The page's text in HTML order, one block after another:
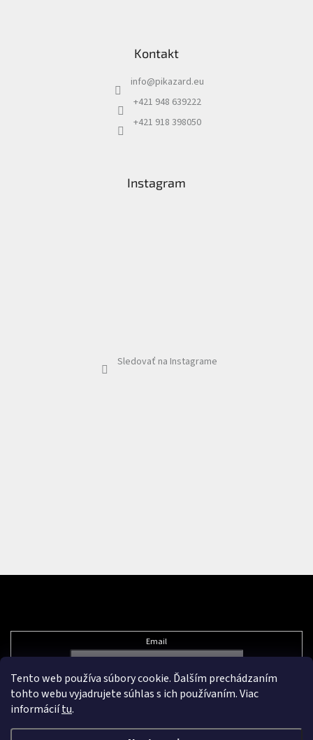
Tento web používa súbory cookie. Ďalším prechádzaním
tohto webu vyjadrujete súhlas s ich používaním. Viac
informáciítu.
Kontakt
info@pikazard.eu
+421 948 639222
+421 918 398050
Instagram
Sledovať na Instagrame
Email
Vložením e-mailu súhlasíte spodmienkami ochrany osobných údajov